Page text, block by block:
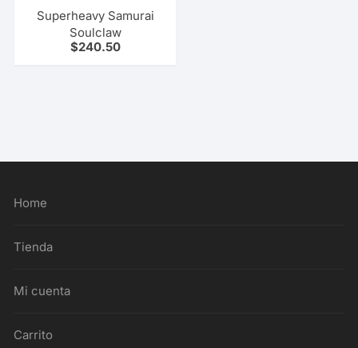
Superheavy Samurai
Soulclaw
$240.50
Home
Tienda
Mi cuenta
Carrito